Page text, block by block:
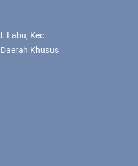
Labu, Kec.
Khusus